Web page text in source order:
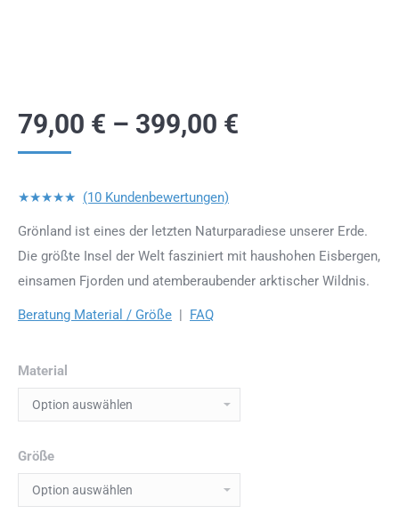
79,00 € – 399,00 €
★★★★★ (10 Kundenbewertungen)
Grönland ist eines der letzten Naturparadiese unserer Erde.
Die größte Insel der Welt fasziniert mit haushohen Eisbergen,
einsamen Fjorden und atemberaubender arktischer Wildnis.
Beratung Material / Größe | FAQ
Material
Größe